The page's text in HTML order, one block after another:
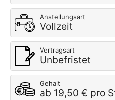
Anstellungsart
Vollzeit
Vertragsart
Unbefristet
Gehalt
ab 19,50 € pro